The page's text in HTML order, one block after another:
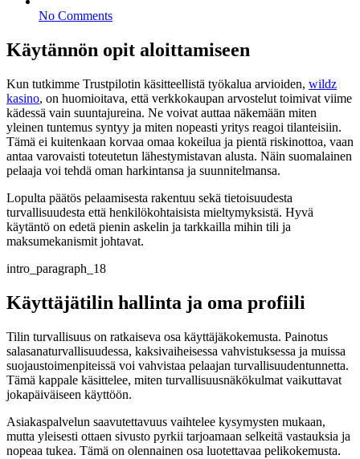
No Comments
Käytännön opit aloittamiseen
Kun tutkimme Trustpilotin käsitteellistä työkalua arvioiden, wildz
kasino, on huomioitava, että verkkokaupan arvostelut toimivat viime
kädessä vain suuntajureina. Ne voivat auttaa näkemään miten
yleinen tuntemus syntyy ja miten nopeasti yritys reagoi tilanteisiin.
Tämä ei kuitenkaan korvaa omaa kokeilua ja pientä riskinottoa, vaan
antaa varovaisti toteutetun lähestymistavan alusta. Näin suomalainen
pelaaja voi tehdä oman harkintansa ja suunnitelmansa.
Lopulta päätös pelaamisesta rakentuu sekä tietoisuudesta
turvallisuudesta että henkilökohtaisista mieltymyksistä. Hyvä
käytäntö on edetä pienin askelin ja tarkkailla mihin tili ja
maksumekanismit johtavat.
intro_paragraph_18
Käyttäjätilin hallinta ja oma profiili
Tilin turvallisuus on ratkaiseva osa käyttäjäkokemusta. Painotus
salasanaturvallisuudessa, kaksivaiheisessa vahvistuksessa ja muissa
suojaustoimenpiteissä voi vahvistaa pelaajan turvallisuudentunnetta.
Tämä kappale käsittelee, miten turvallisuusnäkökulmat vaikuttavat
jokapäiväiseen käyttöön.
Asiakaspalvelun saavutettavuus vaihtelee kysymysten mukaan,
mutta yleisesti ottaen sivusto pyrkii tarjoamaan selkeitä vastauksia ja
nopeaa tukea. Tämä on olennainen osa luotettavaa pelikokemusta.